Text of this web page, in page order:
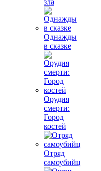
зла
Однажды
в сказке
Орудия
смерти:
Город
костей
Отряд
самоубийц